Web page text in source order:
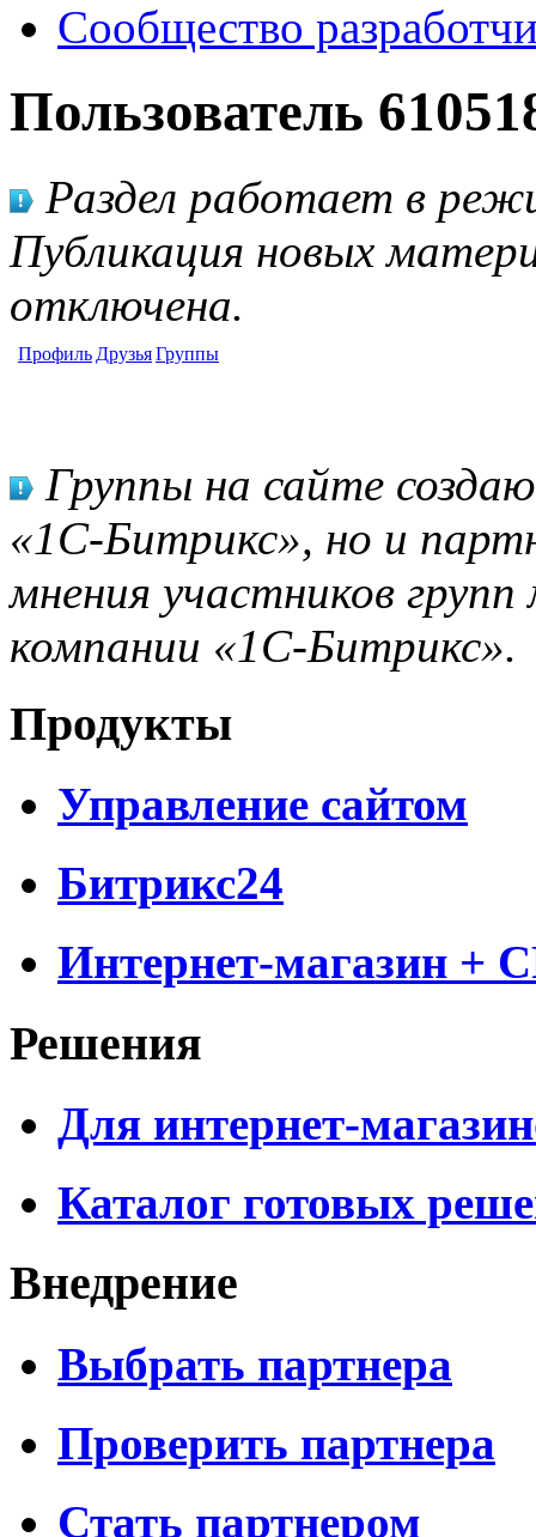
Сообщество
Пользователь
Раздел работает в
Публикация новых
отключена.
Профиль ДрузьяГруппы
Группы на сайте
«1С-Битрикс», но и
мнения участников
компании «1С-Битрикс».
Продукты
Управление сайтом
Битрикс24
Интернет-магазин +
Решения
Для интернет-
Каталог готовых
Внедрение
Выбрать партнера
Проверить партнера
Стать партнером